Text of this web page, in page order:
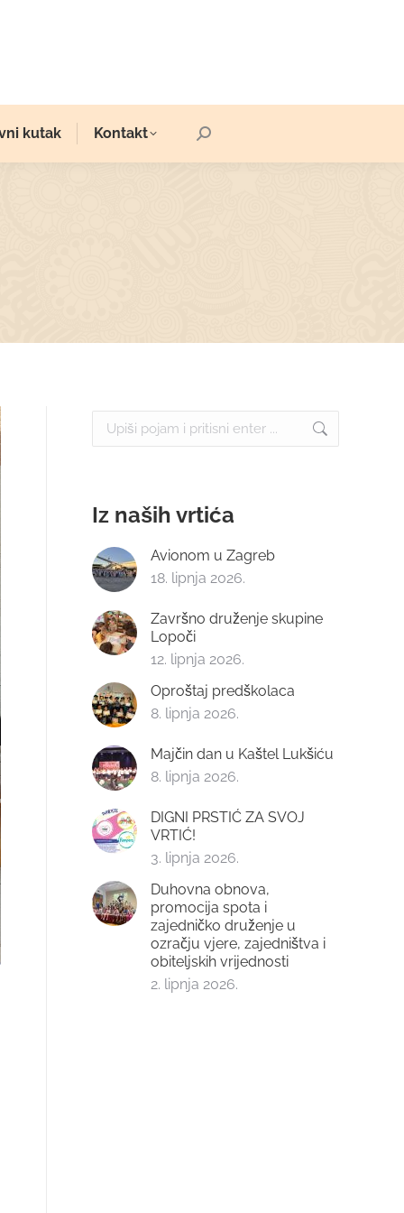
kutak Kontakt Search:
Search:
Iz naših vrtića
Avionom u Zagreb
18. lipnja 2026.
Završno druženje skupine
Lopoči
12. lipnja 2026.
Oproštaj predškolaca
8. lipnja 2026.
Majčin dan u Kaštel Lukšiću
8. lipnja 2026.
DIGNI PRSTIĆ ZA SVOJ
VRTIĆ!
3. lipnja 2026.
Duhovna obnova,
promocija spota i
zajedničko druženje u
ozračju vjere, zajedništva i
obiteljskih vrijednosti
2. lipnja 2026.